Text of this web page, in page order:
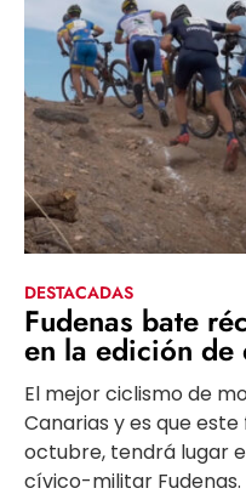
DESTACADAS
Fudenas bate
en la edición de
El mejor ciclismo de
Canarias y es que
octubre, tendrá lugar
cívico-militar Fudenas.